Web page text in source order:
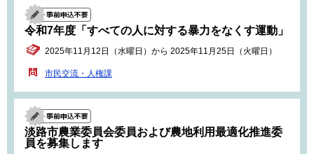
令和7年度「すべての人に対する暴力をなくす運動」
2025年11月12日（水曜日）から 2025年11月25日（火曜日）
市民交流・人権課
淡路市農業委員会委員および農地利用最適化推進委
員を募集します